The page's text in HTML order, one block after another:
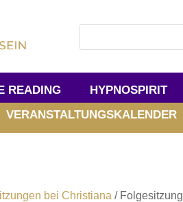
READING HYPNOSPIRIT
VERANSTALTUNGSKALENDER
bei Christiana /